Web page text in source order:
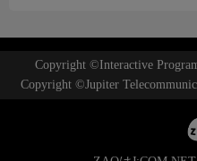
Copyright ©Interactive
Copyright ©Jupiter